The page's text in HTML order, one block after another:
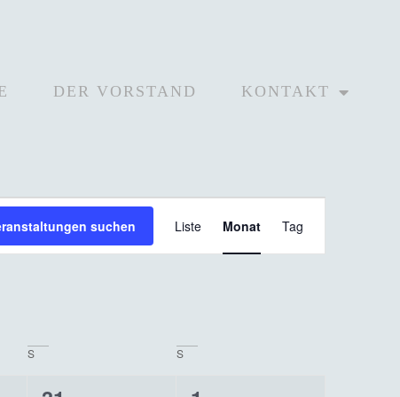
DER VORSTAND KONTAKT
suchen
Ansichten-
Liste Monat Tag
S S